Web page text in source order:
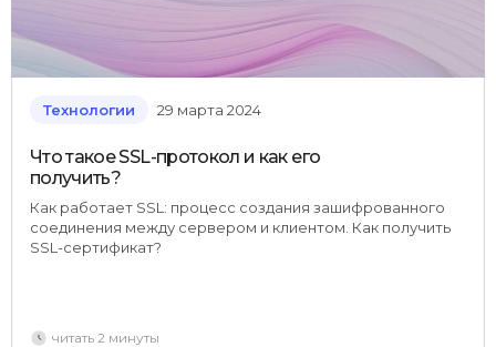
Технологии 29 марта 2024
Что такое SSL-протокол и как его
получить?
Как работает SSL: процесс создания зашифрованного
соединения между сервером и клиентом. Как получить
SSL-сертификат?
читать 2 минуты